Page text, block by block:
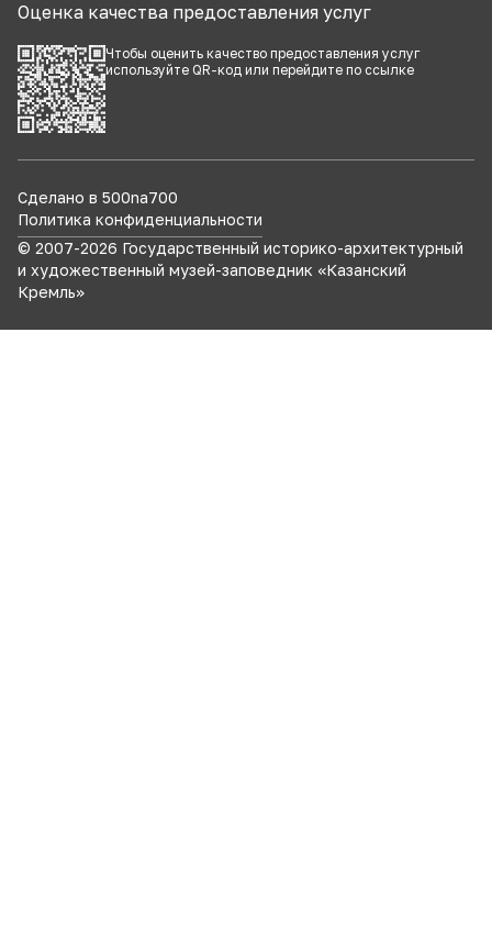
Оценка качества предоставления услуг
Чтобы оценить качество предоставления услуг
используйте QR-код или перейдите по ссылке
Сделано в 500na700
Политика конфиденциальности
© 2007-2026 Государственный историко-архитектурный
и художественный музей-заповедник «Казанский
Кремль»